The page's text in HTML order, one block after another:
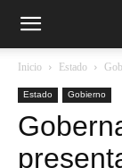
Inicio Estado
Estado Gobierno